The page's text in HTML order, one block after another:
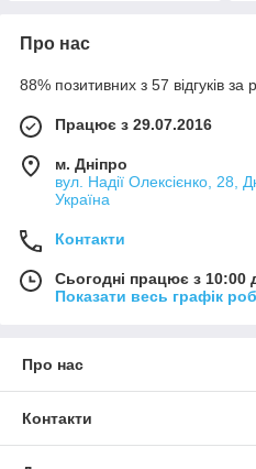
Про нас
88% позитивних з 57 відгуків за
Працює з 29.07.2016
м. Дніпро
вул. Надії Олексієнко, 28,
Україна
Контакти
Сьогодні працює з 10:00
Показати весь графік
Про нас
Контакти